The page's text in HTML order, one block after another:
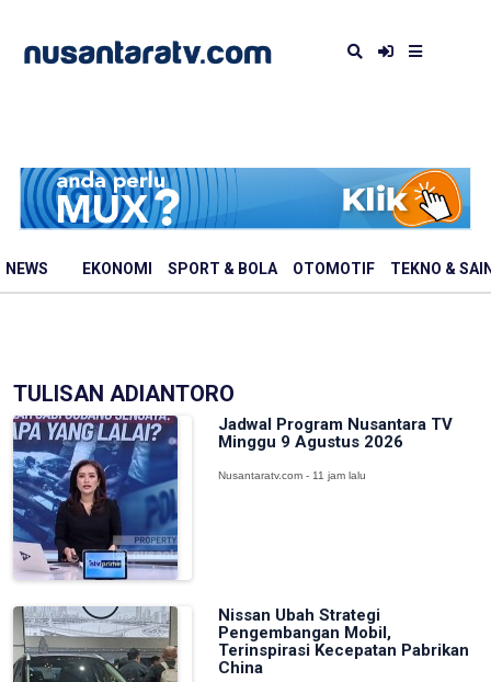
NEWS EKONOMI SPORT & BOLA OTOMOTIF TEKNO &
TULISAN ADIANTORO
Jadwal Program Nusantara TV
Minggu 9 Agustus 2026
Nusantaratv.com - 11 jam lalu
Nissan Ubah Strategi
Pengembangan Mobil,
Terinspirasi Kecepatan Pabrikan
China